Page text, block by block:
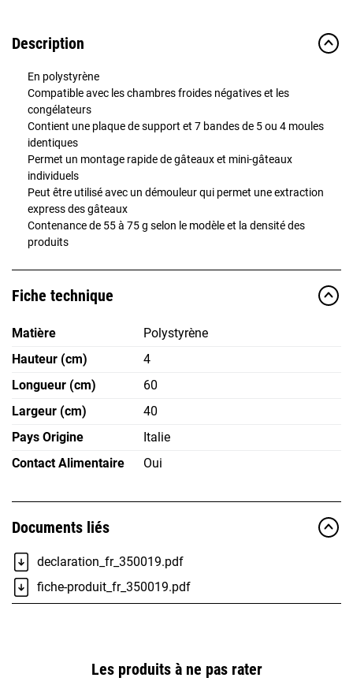
Description
En polystyrène
Compatible avec les chambres froides négatives et les
congélateurs
Contient une plaque de support et 7 bandes de 5 ou 4 moules
identiques
Permet un montage rapide de gâteaux et mini-gâteaux
individuels
Peut être utilisé avec un démouleur qui permet une extraction
express des gâteaux
Contenance de 55 à 75 g selon le modèle et la densité des
produits
Fiche technique
Matière
Polystyrène
Hauteur (cm)
4
Longueur (cm)
60
Largeur (cm)
40
Pays Origine
Italie
Contact Alimentaire
Oui
Documents liés
declaration_fr_350019.pdf
fiche-produit_fr_350019.pdf
Les produits à ne pas rater